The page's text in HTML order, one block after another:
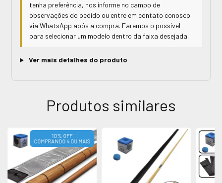
tenha preferência, nos informe no campo de
observações do pedido ou entre em contato conosco
via WhatsApp após a compra. Faremos o possível
para selecionar um modelo dentro da faixa desejada.
Ver mais detalhes do produto
Produtos similares
10% OFF
COMPRANDO 4 OU MAIS